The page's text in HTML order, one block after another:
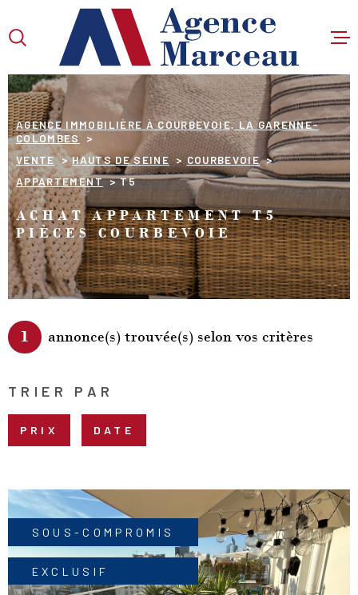
recherche
au
principal
au
AGENCE IMMOBILIÈRE À COURBEVOIE, LA GARENNE-
COLOMBES
VENTE
HAUTS DE SEINE
COURBEVOIE
APPARTEMENT
T5
ACHAT APPARTEMENT T5
PIÈCES COURBEVOIE
1 annonce(s) trouvée(s) selon vos critères
TRIER PAR
PRIX DATE
SOUS-COMPROMIS
EXCLUSIF
VOTRE
RECHERCHE
TYPE
D'OFFRE
VENTE
TYPE
DE
BIEN
TYPE DE BIEN
VILLE
BUDGET